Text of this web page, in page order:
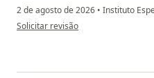
2 de agosto de 2026 • Instituto
na opinião do utilizador Karen
Solicitar revisão